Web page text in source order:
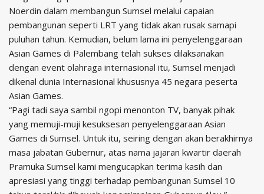
Noerdin dalam membangun Sumsel melalui capaian
pembangunan seperti LRT yang tidak akan rusak samapi
puluhan tahun. Kemudian, belum lama ini penyelenggaraan
Asian Games di Palembang telah sukses dilaksanakan
dengan event olahraga internasional itu, Sumsel menjadi
dikenal dunia Internasional khususnya 45 negara peserta
Asian Games.
“Pagi tadi saya sambil ngopi menonton TV, banyak pihak
yang memuji-muji kesuksesan penyelenggaraan Asian
Games di Sumsel. Untuk itu, seiring dengan akan berakhirnya
masa jabatan Gubernur, atas nama jajaran kwartir daerah
Pramuka Sumsel kami mengucapkan terima kasih dan
apresiasi yang tinggi terhadap pembangunan Sumsel 10